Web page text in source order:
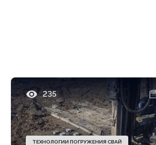
235
ТЕХНОЛОГИИ ПОГРУЖЕНИЯ СВАЙ